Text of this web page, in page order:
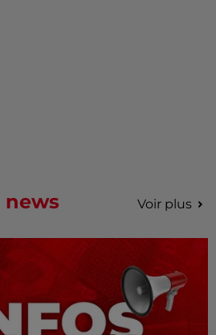
news Voir plus